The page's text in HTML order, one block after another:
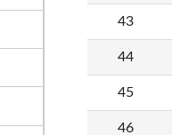
43
44
45
46